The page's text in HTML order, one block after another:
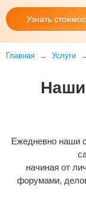
Узнать
Главная Услуги
Наши
Ежедневно наши
начиная от
форумами,